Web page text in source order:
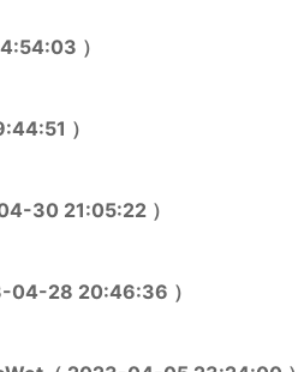
）
）
30 21:05:22 ）
04-28 20:46:36 ）